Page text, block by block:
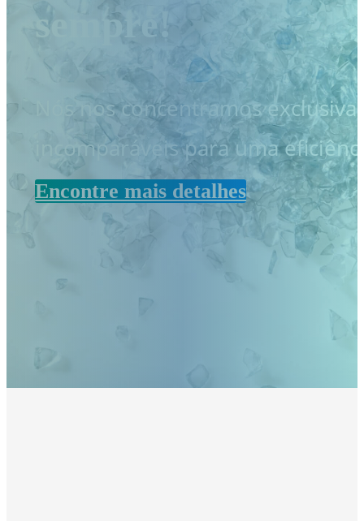
sempre!
Nós nos concentramos
incomparáveis ​​para uma
Encontre mais detalhes